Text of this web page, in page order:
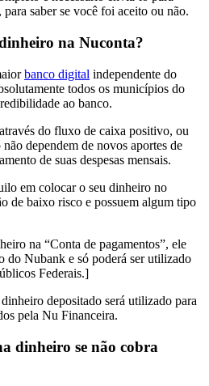
para saber se você foi aceito ou não.
na Nuconta?
banco digital independente do
todos os municípios do
ao banco.
do fluxo de caixa positivo, ou
dependem de novos aportes de
de suas despesas mensais.
em colocar o seu dinheiro no
de baixo risco e possuem algum tipo
na “Conta de pagamentos”, ele
do Nubank e só poderá ser utilizado
Federais.]
depositado será utilizado para
pela Nu Financeira.
dinheiro se não cobra